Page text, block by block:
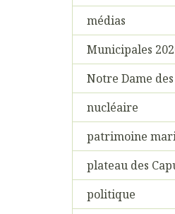
médias
Municipales
Notre Dame
nucléaire
patrimoine
plateau des
politique